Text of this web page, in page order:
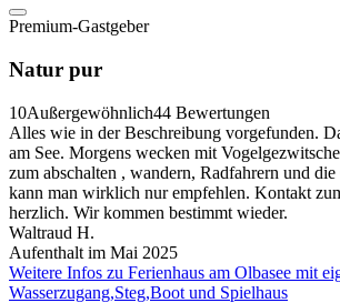
Premium-Gastgeber
Natur pur
10Außergewöhnlich44 Bewertungen
Alles wie in der Beschreibung vorgefunden.
am See. Morgens wecken mit
zum abschalten , wandern, Radfahrern und
kann man wirklich nur empfehlen. Kontakt
herzlich. Wir kommen bestimmt wieder.
Waltraud H.
Aufenthalt im Mai 2025
Weitere Infos zu Ferienhaus am Olbasee mit
Wasserzugang,Steg,Boot und Spielhaus